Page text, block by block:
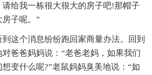
给我一栋很大很大的房子吧!那帽子
子呢。”
这个消息纷纷跑回家商量办法。回到
爸爸妈妈说：“老爸老妈，如果我们
变什么呢?”老鼠妈妈臭美地说：“如